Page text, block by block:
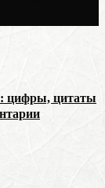
цифры, цитаты